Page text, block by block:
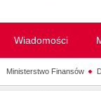
Wiadomości
Ministerstwo Finansów